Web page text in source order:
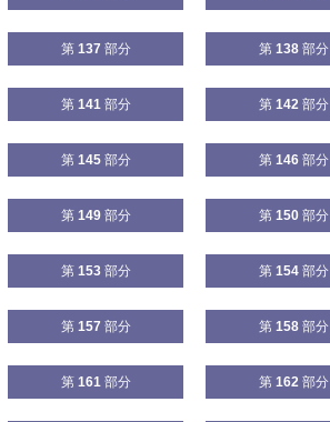
第 137 部分 第 138部分
第 141部分 第 142部分
第 145部分 第 146部分
第 149部分 第 150部分
第 153部分 第 154部分
第 157 部分 第 158部分
第 161部分 第 162部分